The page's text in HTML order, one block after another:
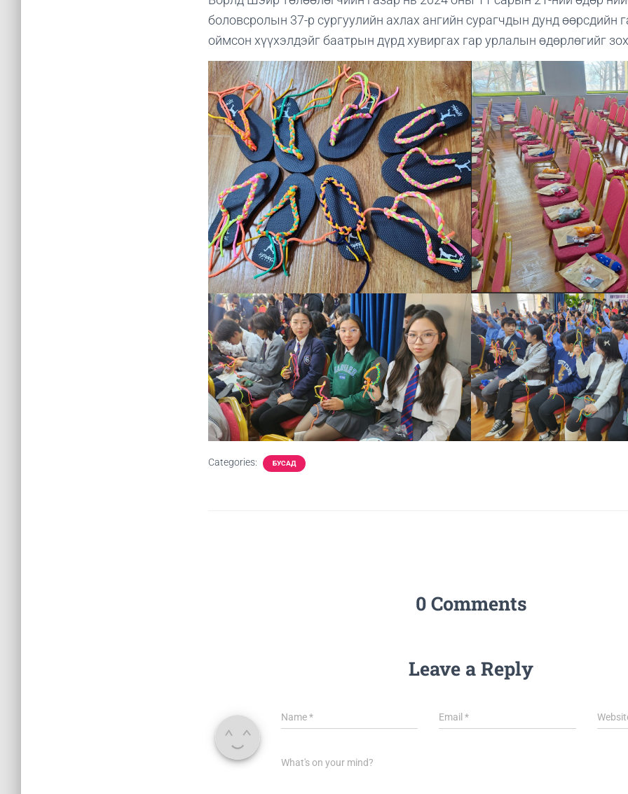
боловсролын 37-р сургуулийн ахлах ангийн сурагчдын дунд өөрсдийн
оймсон хүүхэлдэйг баатрын дүрд хувиргах гар урлалын өдөрлөгийг
Categories: БУСАД
0 Comments
Leave a Reply
Name* Email*
What's on your mind?